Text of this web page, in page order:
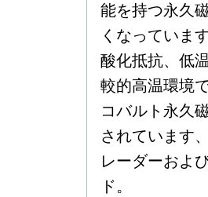
能を持つ永久
くなっていま
酸化抵抗、低
較的高温環境
コバルト永久
されています
レーダーおよ
ド。